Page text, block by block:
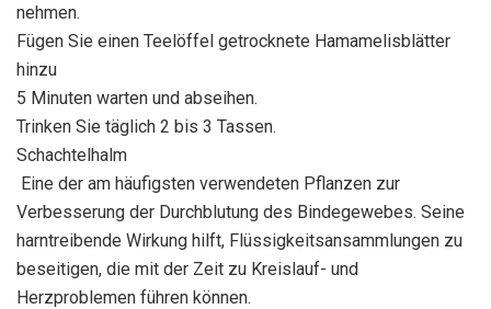
nehmen.
Fügen Sie einen Teelöffel getrocknete Hamamelisblätter
hinzu
5 Minuten warten und abseihen.
Trinken Sie täglich 2 bis 3 Tassen.
Schachtelhalm
Eine der am häufigsten verwendeten Pflanzen zur
Verbesserung der Durchblutung des Bindegewebes. Seine
harntreibende Wirkung hilft, Flüssigkeitsansammlungen zu
beseitigen, die mit der Zeit zu Kreislauf- und
Herzproblemen führen können.